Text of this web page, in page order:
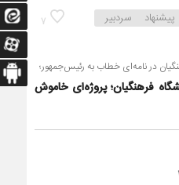
7
پیشنهاد سردبیر
فرهنگیان؛ پروژه‌ای خاموش